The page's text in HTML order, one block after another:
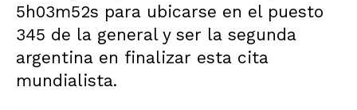
5h03m52s para ubicarse en el puesto
345 de la general y ser la segunda
argentina en finalizar esta cita
mundialista.